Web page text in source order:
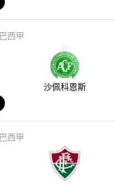
巴西甲
沙佩科恩斯
巴西甲